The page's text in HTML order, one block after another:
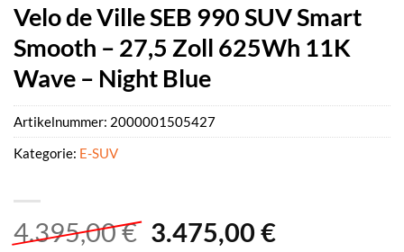
Velo de Ville SEB 990 SUV Smart
Smooth – 27,5 Zoll 625Wh 11K
Wave – Night Blue
4.395,00€ Ursprünglicher
3.475,00 €Aktueller
Artikelnummer: 2000001505427
Kategorie: E-SUV